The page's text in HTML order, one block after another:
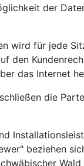
der
wird für jede
den
das Internet
die
beziehen